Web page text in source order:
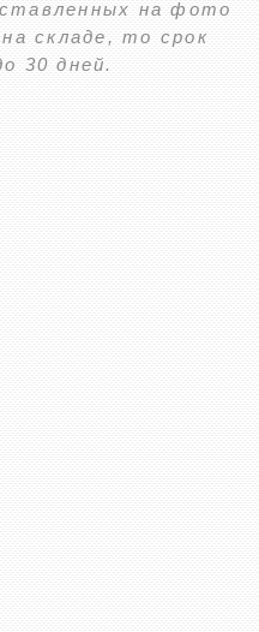
на фото
складе, то срок
30 дней.